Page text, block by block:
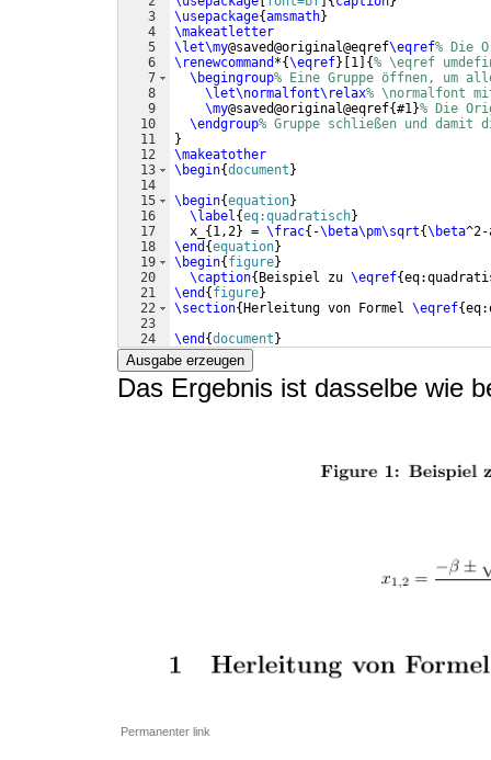
3
4
5
6
7
8
9
10
11
12
13
14
15
16
17
18
19
20
21
22
23
24
\usepackage{amsmath}
\makeatletter
\let\my@saved@original@eqref\eqref% Die
\renewcommand *{\eqref} 1 {% \eqref
\begingroup% Eine Gruppe öffnen, um
\let\normalfont\relax% \normalfont
\my@saved@original@eqref{#1}% Die
\endgroup% Gruppe schließen und damit
}
\makeatother
\begin{document }
\begin{equation}
\label{eq:quadratisch}
  x_
{ 1,2} = \frac{ -\beta\pm\sqrt{\beta^2-
\end {equation}
\begin{ figure}
\caption{ Beispiel zu \eqref{
\end { figure}
\section{ Herleitung von Formel \eqref{
\end {document }
Ausgabe erzeugen
Das Ergebnis ist dasselbe wie
Permanenter link